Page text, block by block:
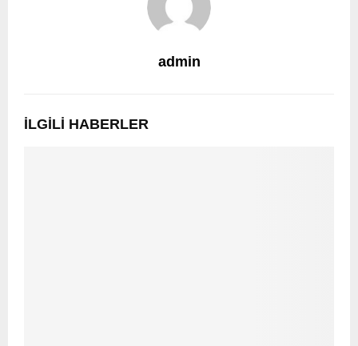
admin
İLGILI HABERLER